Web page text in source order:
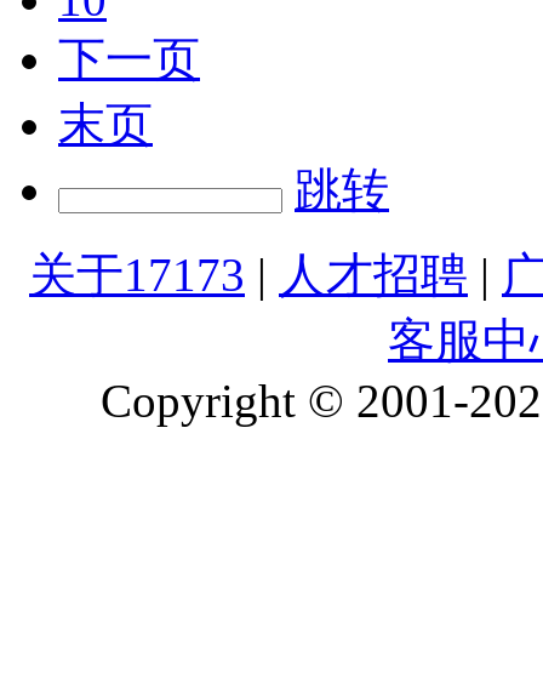
下一页
末页
跳转
关于17173 | 人才招聘 |
客服中
Copyright © 2001-